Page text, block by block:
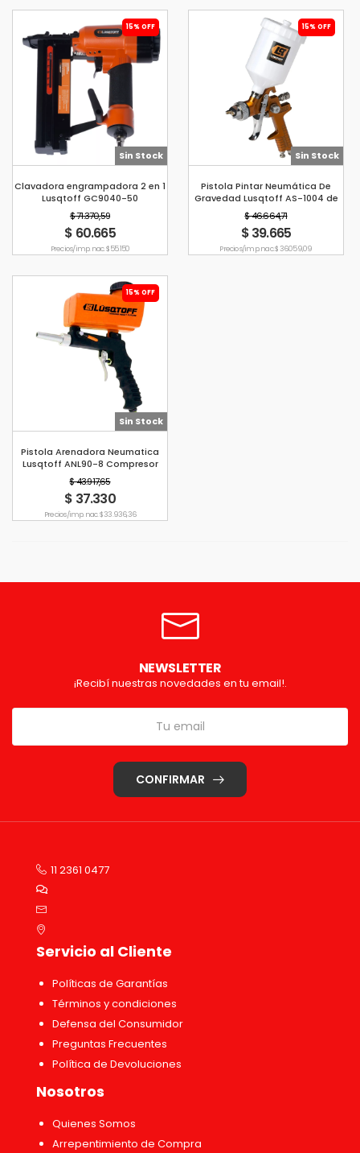
15% OFF
Sin Stock
Clavadora engrampadora 2 en 1
Lusqtoff GC9040-50
$ 71.370,59
$ 60.665
Precio s/imp. nac. $ 55.150
15% OFF
Sin Stock
Pistola Pintar Neumática De
Gravedad Lusqtoff AS-1004 de
119 l/m
$ 46.664,71
$ 39.665
Precio s/imp. nac. $ 36.059,09
15% OFF
Sin Stock
Pistola Arenadora Neumatica
Lusqtoff ANL90-8 Compresor
700cc 90psi
$ 43.917,65
$ 37.330
Precio s/imp. nac. $ 33.936,36
NEWSLETTER
¡Recibí nuestras novedades en tu email!.
CONFIRMAR
11 2361 0477
Servicio al Cliente
Políticas de Garantías
Términos y condiciones
Defensa del Consumidor
Preguntas Frecuentes
Política de Devoluciones
Nosotros
Quienes Somos
Arrepentimiento de Compra